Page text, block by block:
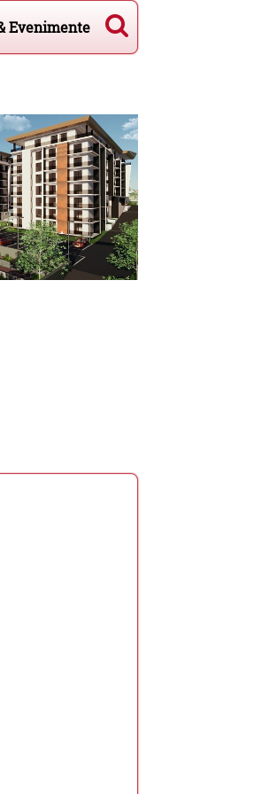
Evenimente